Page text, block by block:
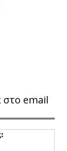
στο email